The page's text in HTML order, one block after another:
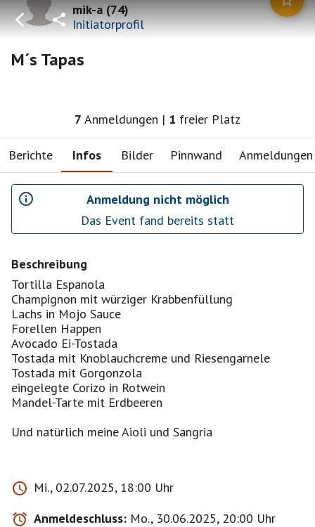
mik-a(74)
Initiatorprofil
M´s Tapas
7 Anmeldungen | 1 freier Platz
Berichte Infos Bilder Pinnwand Anmeldungen
Anmeldung nicht möglich
Das Event fand bereits statt
Beschreibung
Tortilla Espanola
Champignon mit würziger Krabbenfüllung
Lachs in Mojo Sauce
Forellen Happen
Avocado Ei-Tostada
Tostada mit Knoblauchcreme und Riesengarnele
Tostada mit Gorgonzola
eingelegte Corizo in Rotwein
Mandel-Tarte mit Erdbeeren
Und natürlich meine Aioli und Sangria
Mi., 02.07.2025, 18:00 Uhr
Anmeldeschluss: Mo., 30.06.2025, 20:00 Uhr